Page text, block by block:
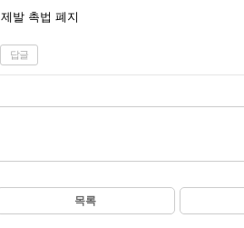
제발 촉법 폐지
답글
목록